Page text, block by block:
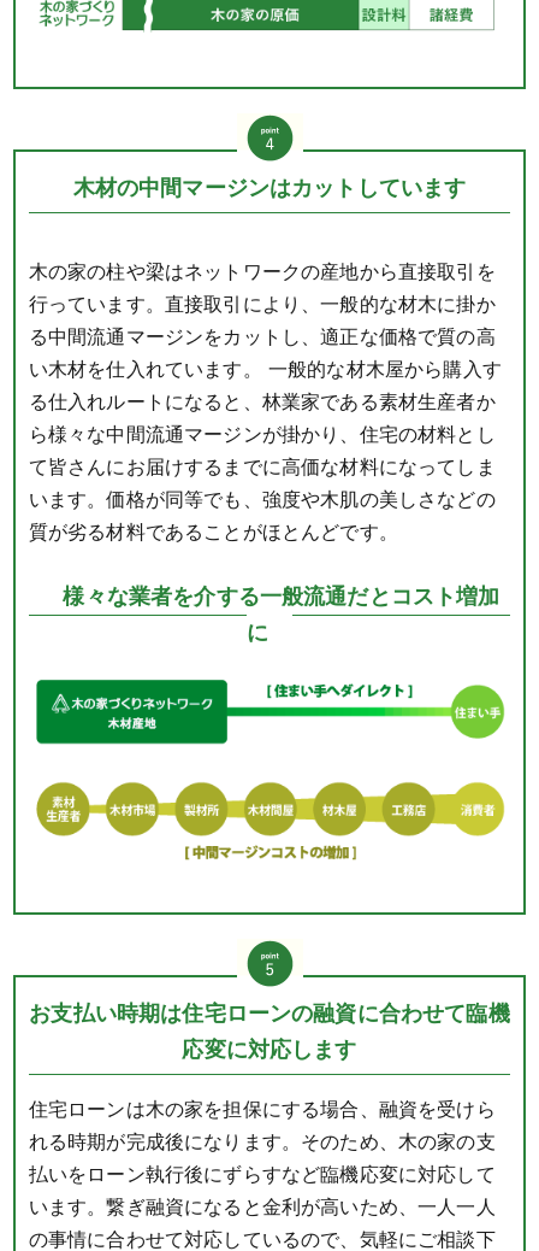
木材の中間マージンはカットしています
木の家の柱や梁はネットワークの産地から直接取引を
行っています。直接取引により、一般的な材木に掛か
る中間流通マージンをカットし、適正な価格で質の高
い木材を仕入れています。 一般的な材木屋から購入す
る仕入れルートになると、林業家である素材生産者か
ら様々な中間流通マージンが掛かり、住宅の材料とし
て皆さんにお届けするまでに高価な材料になってしま
います。価格が同等でも、強度や木肌の美しさなどの
質が劣る材料であることがほとんどです。
様々な業者を介する一般流通だとコスト増加
に
お支払い時期は住宅ローンの融資に合わせて臨機
応変に対応します
住宅ローンは木の家を担保にする場合、融資を受けら
れる時期が完成後になります。そのため、木の家の支
払いをローン執行後にずらすなど臨機応変に対応して
います。繋ぎ融資になると金利が高いため、一人一人
の事情に合わせて対応しているので、気軽にご相談下